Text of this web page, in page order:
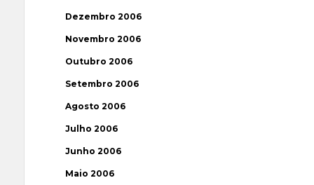
Dezembro 2006
Novembro 2006
Outubro 2006
Setembro 2006
Agosto 2006
Julho 2006
Junho 2006
Maio 2006